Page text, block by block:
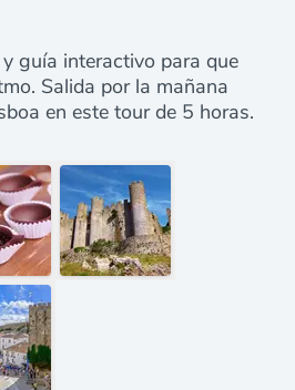
guía interactivo para que
Salida por la mañana
en este tour de 5 horas.